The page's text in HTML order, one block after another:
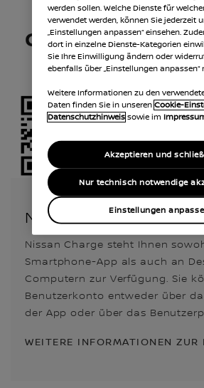
NISSAN CHARGE APP
Nissan Charge steht Ihnen
Smartphone-App als auch an
Computern zur Verfügung. Sie
Benutzerkonto entweder über
der App oder über das
WEITERE INFORMATIONEN ZUR
werden sollen. Welche Dienste für
verwendet werden, können Sie jederzeit
„Einstellungen anpassen“ einsehen.
dort in einzelne Dienste-Kategorien
Sie Ihre Einwilligung ändern oder
ebenfalls über „Einstellungen anpassen“
Weitere Informationen zu den
Daten finden Sie in unseren Cookie-
Datenschutzhinweissowie im
Einstellungen
Nur technisch notwendige
Akzeptieren und